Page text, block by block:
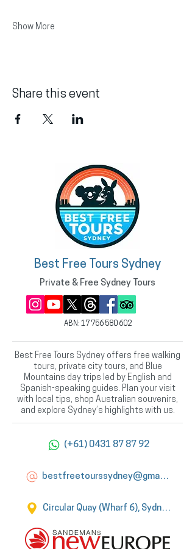
Show More
Share this event
Best Free Tours Sydney
Private & Free Sydney Tours
ABN: 17 756 580 602
Best Free Tours Sydney offers free walking
tours, private city tours, and Blue
Mountains day trips led by English and
Spanish-speaking guides. Plan your visit
with local tips, shop Australian souvenirs,
and explore Sydney’s highlights with us.
(+61) 0431 87 87 92
bestfreetourssydney@gmail.com
Circular Quay (Wharf 6), Sydney